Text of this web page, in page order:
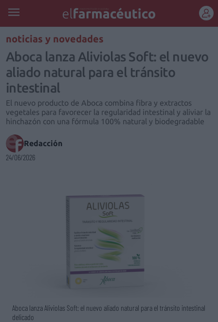
REGÍSTRATE
noticias y novedades
Aboca lanza Aliviolas Soft: el nuevo
aliado natural para el tránsito
intestinal
El nuevo producto de Aboca combina fibra y extractos
vegetales para favorecer la regularidad intestinal y aliviar la
hinchazón con una fórmula 100% natural y biodegradable
Redacción
24/06/2026
Aboca lanza Aliviolas Soft: el nuevo aliado natural para el tránsito intestinal
delicado